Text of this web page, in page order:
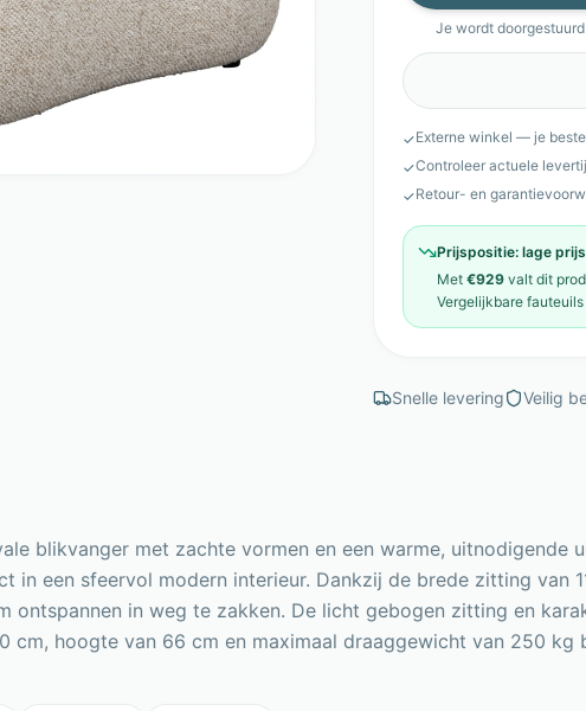
Je wordt
✓Externe winkel — je
✓Controleer actuele
✓Retour- en
Prijspositie: lage
Met €929 valt dit
Vergelijkbare fauteuils
Snelle levering Veilig
blikvanger met zachte vormen en een warme,
in een sfeervol modern interieur. Dankzij de brede zitting van
ontspannen in weg te zakken. De licht gebogen zitting en
cm, hoogte van 66 cm en maximaal draaggewicht van 250